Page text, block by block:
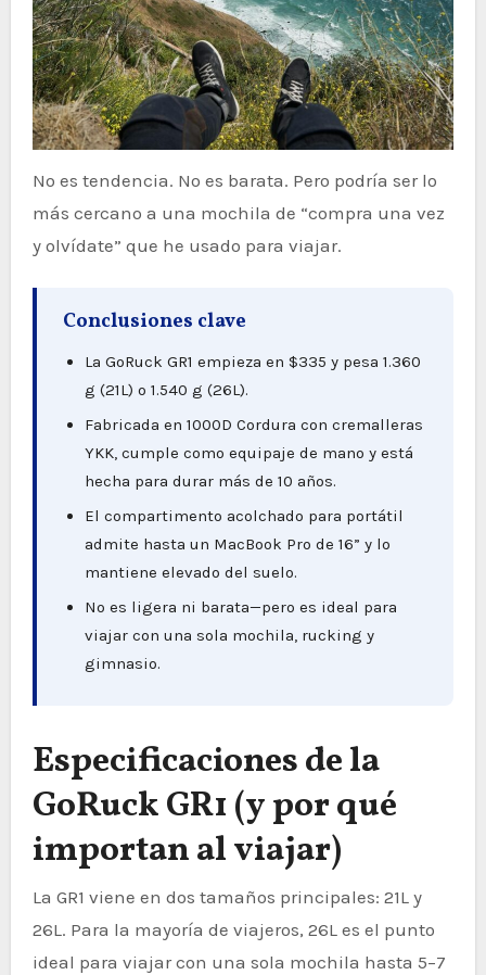
No es tendencia. No es barata. Pero podría ser lo
más cercano a una mochila de “compra una vez
y olvídate” que he usado para viajar.
Conclusiones clave
La GoRuck GR1 empieza en $335 y pesa 1.360
g (21L) o 1.540 g (26L).
Fabricada en 1000D Cordura con cremalleras
YKK, cumple como equipaje de mano y está
hecha para durar más de 10 años.
El compartimento acolchado para portátil
admite hasta un MacBook Pro de 16” y lo
mantiene elevado del suelo.
No es ligera ni barata—pero es ideal para
viajar con una sola mochila, rucking y
gimnasio.
Especificaciones de la
GoRuck GR1 (y por qué
importan al viajar)
La GR1 viene en dos tamaños principales: 21L y
26L. Para la mayoría de viajeros, 26L es el punto
ideal para viajar con una sola mochila hasta 5–7